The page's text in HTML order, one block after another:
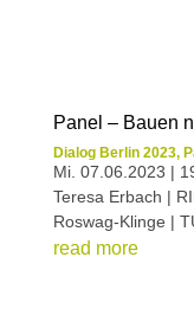
Panel – Bauen
Dialog Berlin 2023,
Mi. 07.06.2023 |
Teresa Erbach |
Roswag-Klinge |
read more